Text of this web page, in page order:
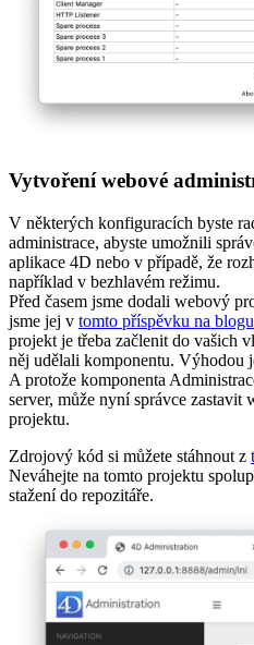
Vytvoření webové
V některých konfiguracích byste
administrace, abyste umožnili
aplikace 4D nebo v případě, že
například v bezhlavém režimu.
Před časem jsme dodali webový
jsme jej v tomto příspěvku na blogu
projekt je třeba začlenit do vašich
něj udělali komponentu. Výhodou
A protože komponenta
server, může nyní správce zastavit
projektu.
Zdrojový kód si můžete stáhnout z
Neváhejte na tomto projektu
stažení do repozitáře.